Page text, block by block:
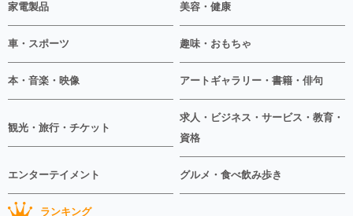
家電製品 美容・健康
車・スポーツ 趣味・おもちゃ
本・音楽・映像 アートギャラリー・書籍・俳句
観光・旅行・チケット
求人・ビジネス・サービス・教育・
資格
エンターテイメント グルメ・食べ飲み歩き
ランキング